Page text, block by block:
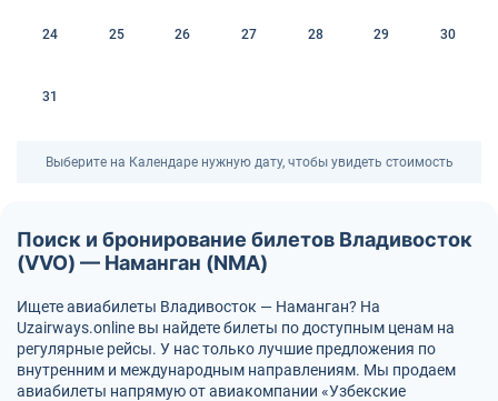
24 25 26 27 28 29 30
31
Выберите на Календаре нужную дату, чтобы увидеть стоимость
Поиск и бронирование билетов Владивосток
(VVO) — Наманган (NMA)
Ищете авиабилеты Владивосток — Наманган? На
Uzairways.online вы найдете билеты по доступным ценам на
регулярные рейсы. У нас только лучшие предложения по
внутренним и международным направлениям. Мы продаем
авиабилеты напрямую от авиакомпании «Узбекские